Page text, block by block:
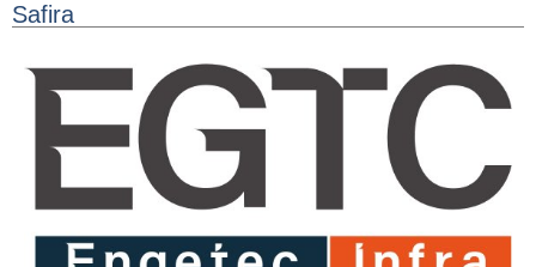
Safira